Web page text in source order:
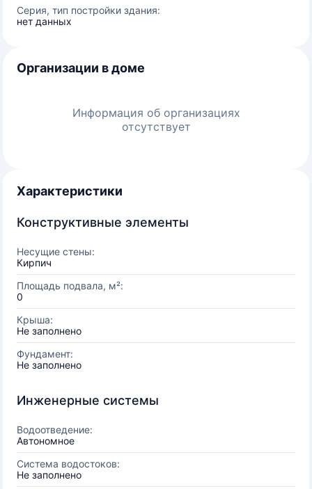
Серия, тип постройки здания:
нет данных
Организации в доме
Информация об организациях
отсутствует
Характеристики
Конструктивные элементы
Несущие стены:
Кирпич
Площадь подвала, м²:
0
Крыша:
Не заполнено
Фундамент:
Не заполнено
Инженерные системы
Водоотведение:
Автономное
Система водостоков:
Не заполнено